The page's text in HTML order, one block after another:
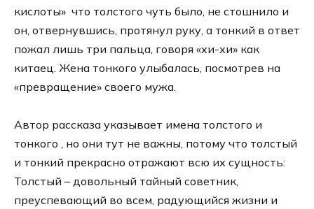
кислоты» что толстого чуть было, не стошнило и
он, отвернувшись, протянул руку, а тонкий в ответ
пожал лишь три пальца, говоря «хи-хи» как
китаец. Жена тонкого улыбалась, посмотрев на
«превращение» своего мужа.
Автор рассказа указывает имена толстого и
тонкого , но они тут не важны, потому что толстый
и тонкий прекрасно отражают всю их сущность:
Толстый – довольный тайный советник,
преуспевающий во всем, радующийся жизни и